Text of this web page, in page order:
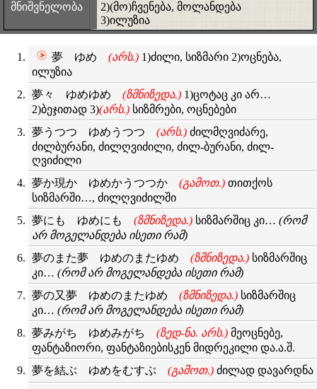
მნიშვნელობა
2)(მო)ჩვენება, მოლანდება
3)ილუზია
夢 ゆめ (არს.) 1)ძილი, სიზმარი 2)ოცნება,
ილუზია
夢々 ゆめゆめ (ზმნიზედა.) 1)ცოტაც კი არ…
2)ბეჯითად 3)(არს.) სიზმრები, ოცნებები
夢うつつ ゆめうつつ (არს.) ძილმღვიძარე,
ძილბურანი, ძილღვიძილი, ძილ-ბურანი, ძილ-
ღვიძილი
夢か現か ゆめかうつつか (გამოთ.) თითქოს
სიზმარში…, ძილღვიძილში
夢にも ゆめにも (ზმნიზედა.) სიზმარშიც კი… (რომ
არ მოგელანდება ისეთი რამ)
夢のまた夢 ゆめのまたゆめ (ზმნიზედა.) სიზმარშიც
კი… (რომ არ მოგელანდება ისეთი რამ)
夢の又夢 ゆめのまたゆめ (ზმნიზედა.) სიზმარშიც
კი… (რომ არ მოგელანდება ისეთი რამ)
夢みがち ゆめみがち (ზედ-ნა. არს.) მეოცნებე,
ფანტაზიორი, ფანტაზიებისკენ მიდრეკილი და.ა.შ.
夢を結ぶ ゆめをむすぶ (გამოთ.) ძილად დავარდნა